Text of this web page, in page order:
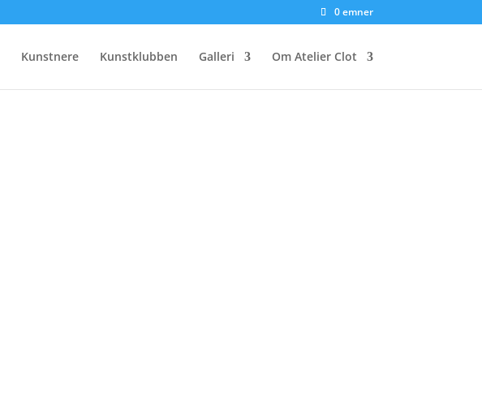
0 emner
Kunstnere Kunstklubben Galleri Om Atelier Clot